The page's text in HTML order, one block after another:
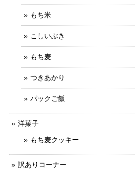
もち米
こしいぶき
もち麦
つきあかり
パックご飯
洋菓子
もち麦クッキー
訳ありコーナー